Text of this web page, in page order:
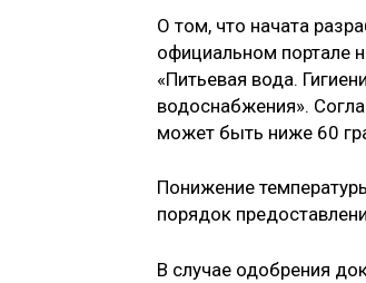
О том, что начата
официальном портале
«Питьевая вода.
водоснабжения».
может быть ниже 60
Понижение
порядок
В случае одобрения